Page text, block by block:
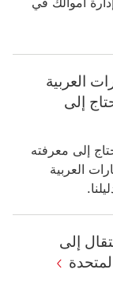
العربية
إلى
إلى معرفته
العربية
إلى